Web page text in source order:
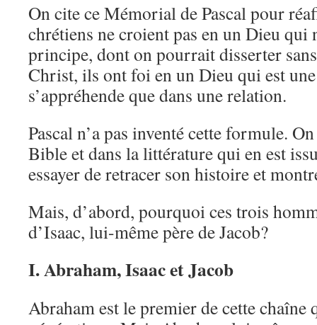
On cite ce Mémorial de Pascal pour
chrétiens ne croient pas en un Dieu qui
principe, dont on pourrait disserter
Christ, ils ont foi en un Dieu qui est
s’appréhende que dans une relation.
Pascal n’a pas inventé cette formule.
Bible et dans la littérature qui en est
essayer de retracer son histoire et
Mais, d’abord, pourquoi ces trois
d’Isaac, lui-même père de Jacob?
I. Abraham, Isaac et Jacob
Abraham est le premier de cette